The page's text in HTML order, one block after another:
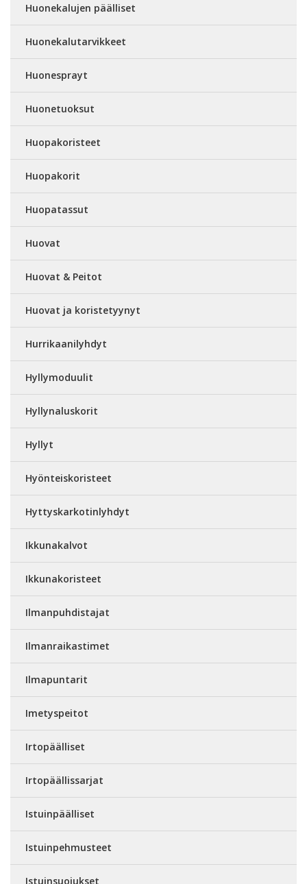
Huonekalujen päälliset
Huonekalutarvikkeet
Huonesprayt
Huonetuoksut
Huopakoristeet
Huopakorit
Huopatassut
Huovat
Huovat & Peitot
Huovat ja koristetyynyt
Hurrikaanilyhdyt
Hyllymoduulit
Hyllynaluskorit
Hyllyt
Hyönteiskoristeet
Hyttyskarkotinlyhdyt
Ikkunakalvot
Ikkunakoristeet
Ilmanpuhdistajat
Ilmanraikastimet
Ilmapuntarit
Imetyspeitot
Irtopäälliset
Irtopäällissarjat
Istuinpäälliset
Istuinpehmusteet
Istuinsuojukset